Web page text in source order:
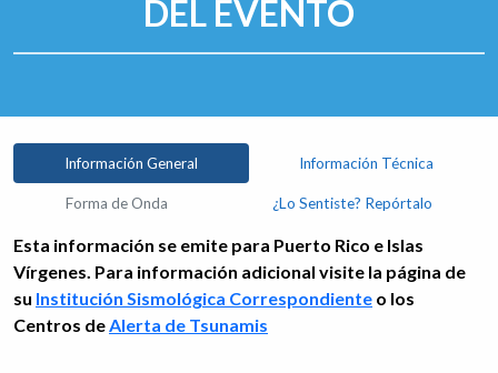
DEL EVENTO
Información General Información Técnica
Forma de Onda ¿Lo Sentiste? Repórtalo
Esta información se emite para Puerto Rico e Islas
Vírgenes. Para información adicional visite la página de
su Institución Sismológica Correspondiente o los
Centros deAlerta de Tsunamis